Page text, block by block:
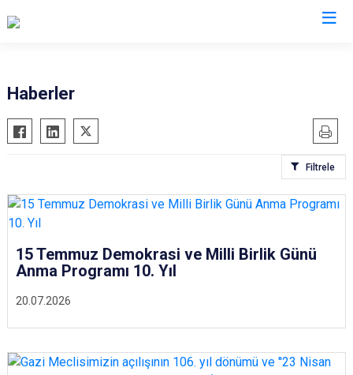
Akçaabat
Araklı
Beşikdüzü
Çarşıbaşı
Çaykara
Dernekpazarı
Düzköy
Şalpazarı
Tonya
Haberler
Filtrele
20.07.2026
15 Temmuz Demokrasi ve Milli Birlik Günü
Anma Programı 10. Yıl